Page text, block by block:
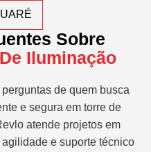
Sobre
Iluminação
de quem busca
e segura em torre de
atende projetos em
e suporte técnico